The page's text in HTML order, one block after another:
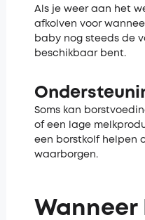
Als je weer aan het
afkolven voor
baby nog steeds de
beschikbaar bent.
Soms kan
of een lage
een borstkolf helpen
waarborgen.
Wanneer